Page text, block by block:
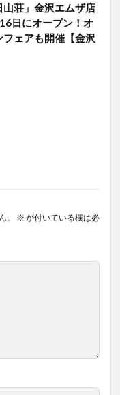
山荘」金沢エムザ店
日にオープン！オ
フェアも開催【金沢
。 ※ が付いている欄は必